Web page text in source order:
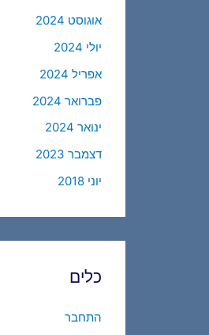
אוגוסט 2024
יולי 2024
אפריל 2024
פברואר 2024
ינואר 2024
דצמבר 2023
יוני 2018
כלים
התחבר